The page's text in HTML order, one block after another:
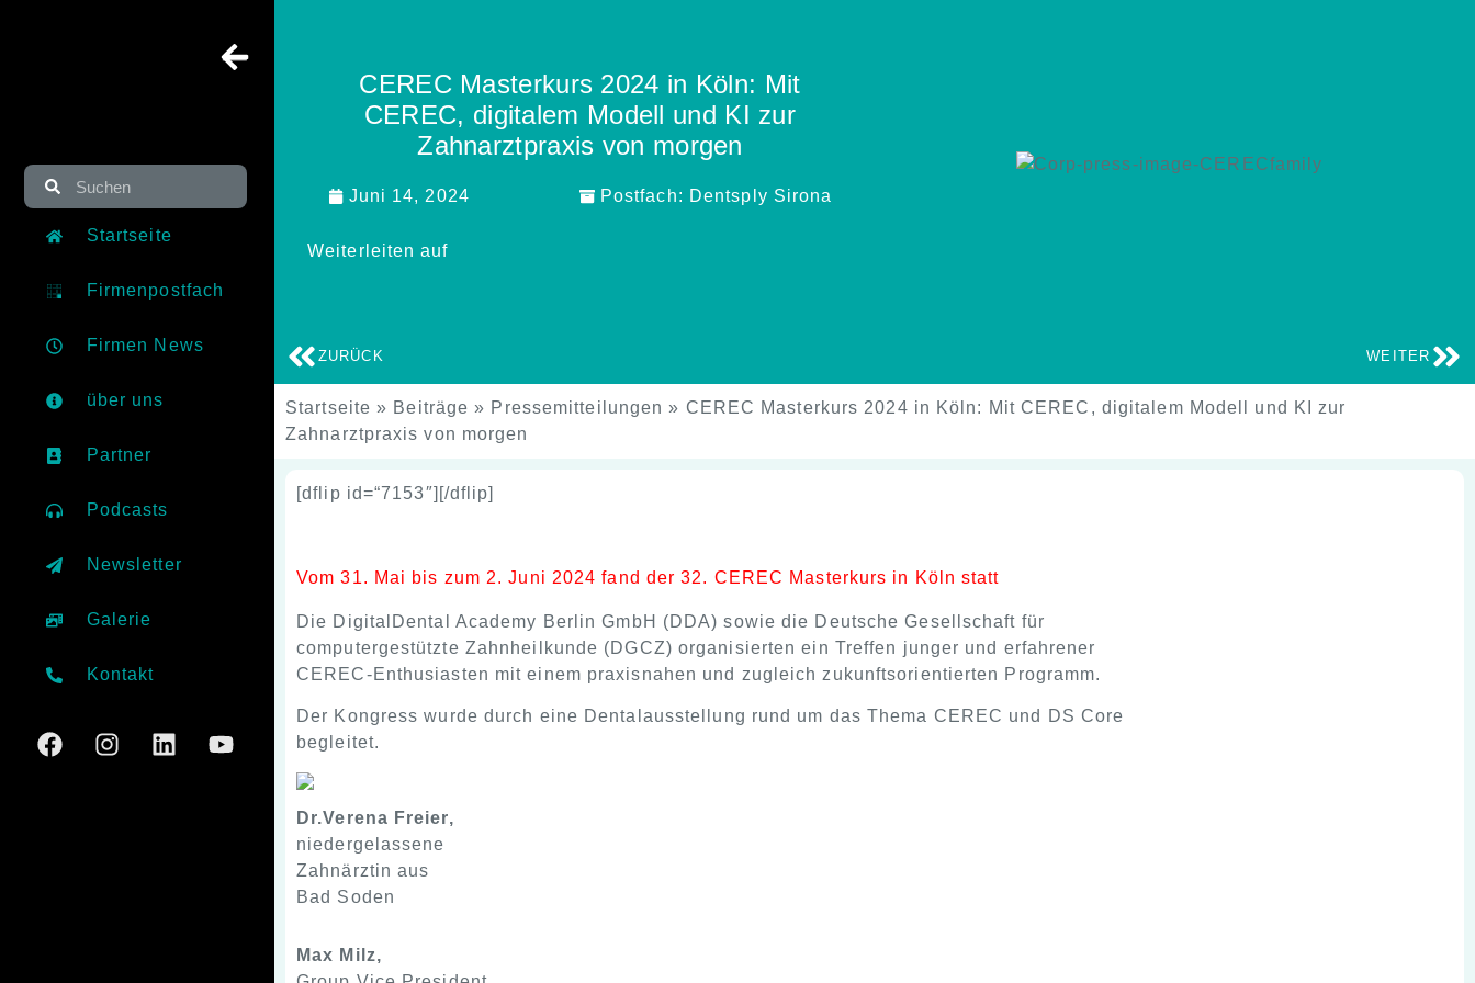
Startseite
Firmenpostfach
Firmen News
über uns
Partner
Podcasts
Newsletter
Galerie
Kontakt
CEREC Masterkurs 2024 in Köln: Mit
CEREC, digitalem Modell und KI zur
Zahnarztpraxis von morgen
Juni 14, 2024 Postfach: Dentsply Sirona
Weiterleiten auf
ZURÜCK WEITER
Startseite » Beiträge » Pressemitteilungen » CEREC Masterkurs 2024 in Köln: Mit CEREC, digitalem Modell und KI zur
Zahnarztpraxis von morgen
[dflip id=“7153″][/dflip]
Vom 31. Mai bis zum 2. Juni 2024 fand der 32. CEREC Masterkurs in Köln statt
Die DigitalDental Academy Berlin GmbH (DDA) sowie die Deutsche Gesellschaft für
computergestützte Zahnheilkunde (DGCZ) organisierten ein Treffen junger und erfahrener
CEREC-Enthusiasten mit einem praxisnahen und zugleich zukunftsorientierten Programm.
Der Kongress wurde durch eine Dentalausstellung rund um das Thema CEREC und DS Core
begleitet.
Dr.Verena Freier,
niedergelassene
Zahnärztin aus
Bad Soden
Max Milz,